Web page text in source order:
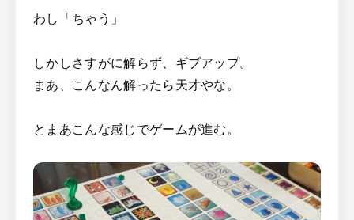
わし「ちゃう」
しかしさすがに解らず、ギブアップ。
まあ、こんなん解ったら天才やな。
とまあこんな感じでゲームが進む。